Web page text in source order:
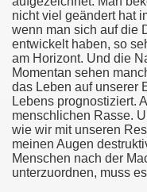
nicht viel geändert hat
wenn man sich auf die
entwickelt haben, so
am Horizont. Und die
Momentan sehen
das Leben auf unserer
Lebens prognostiziert.
menschlichen Rasse.
wie wir mit unseren
meinen Augen
Menschen nach der
unterzuordnen, muss